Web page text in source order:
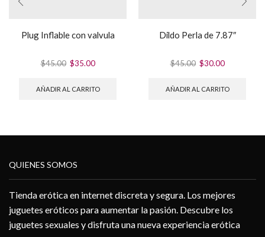
Plug Inflable con valvula
$45.00 El
original
$35.00El
actual
AÑADIR AL CARRITO
Dildo Perla de 7.87″
$45.00 El
original
$30.00El
actual
AÑADIR AL CARRITO
QUIENES SOMOS
Tienda erótica en internet discreta y segura. Los mejores
juguetes eróticos para aumentar la pasión. Descubre los
juguetes sexuales y disfruta una nueva experiencia erótica